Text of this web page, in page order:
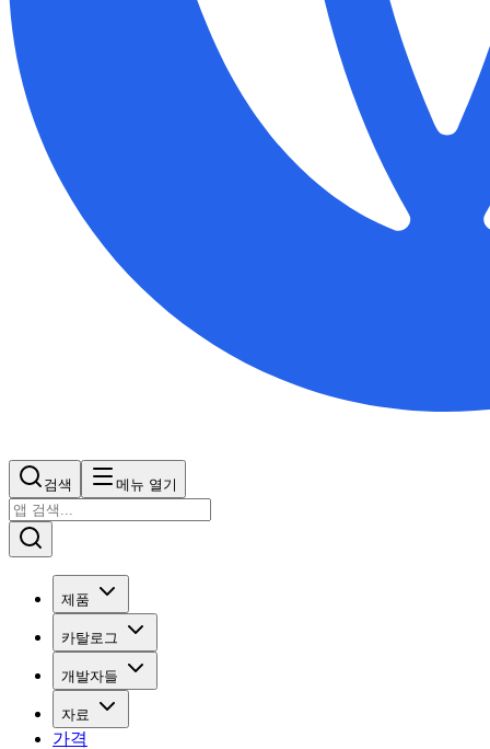
검색 메뉴 열기
제품
카탈로그
개발자들
자료
가격